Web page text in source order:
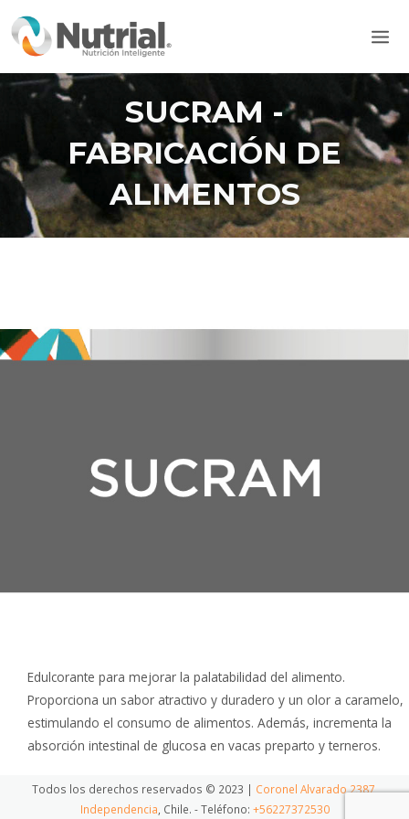
contenido
SUCRAM -
FABRICACIÓN DE
ALIMENTOS
Edulcorante para mejorar la palatabilidad del alimento.
Proporciona un sabor atractivo y duradero y un olor a caramelo,
estimulando el consumo de alimentos. Además, incrementa la
absorción intestinal de glucosa en vacas preparto y terneros.
Todos los derechos reservados © 2023 | Coronel Alvarado 2387,
Independencia , Chile. - Teléfono: +56227372530